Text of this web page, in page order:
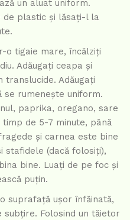
un aluat uniform.
plastic și lăsați-l la
o tigaie mare, încălziți
Adăugați ceapa și
translucide. Adăugați
se rumenește uniform.
paprika, oregano, sare
de 5-7 minute, până
și carnea este bine
stafidele (dacă folosiți),
bine. Luați de pe foc și
puțin.
suprafață ușor înfăinată,
Folosind un tăietor